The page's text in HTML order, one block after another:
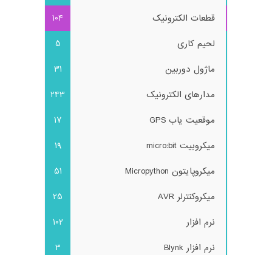
قطعات الکترونیک
104
لحیم کاری
5
ماژول دوربین
31
مدارهای الکترونیک
243
موقعیت یاب GPS
17
میکروبیت micro:bit
19
میکروپایتون Micropython
51
میکروکنترلر AVR
25
نرم افزار
102
نرم افزار Blynk
3